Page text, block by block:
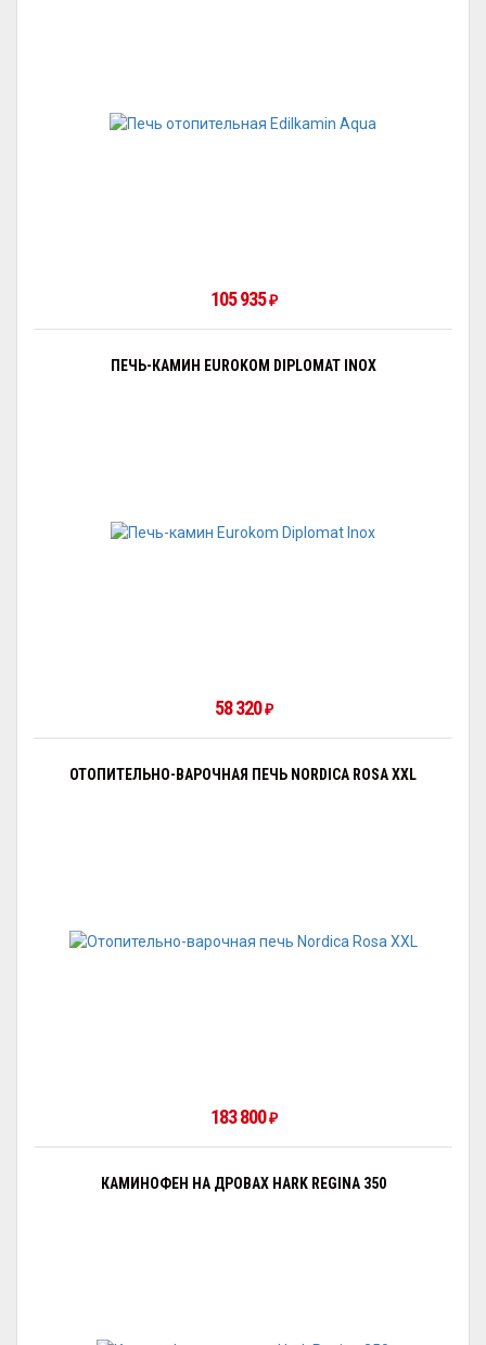
105 935₽
ПЕЧЬ-КАМИН EUROKOM DIPLOMAT INOX
58 320₽
ОТОПИТЕЛЬНО-ВАРОЧНАЯ ПЕЧЬ NORDICA ROSA XXL
183 800₽
КАМИНОФЕН НА ДРОВАХ HARK REGINA 350